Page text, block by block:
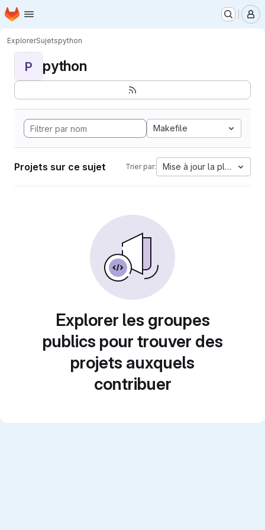
Passer au contenu principal
Page d'accueil
ExplorerSujetspython
P python
Makefile
Projets sur ce sujet Trier par: Mise à jour la plus
Explorer les groupes
publics pour trouver des
projets auxquels
contribuer